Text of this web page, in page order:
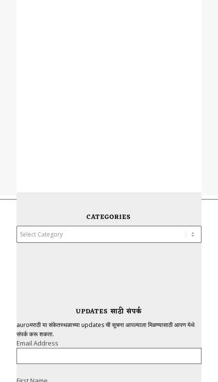
CATEGORIES
UPDATES साठी संपर्क
auroमराठी या संकेतस्थळाच्या updates ची सूचना आपल्याला मिळण्यासाठी आपण येथे
संपर्क करू शकता.
Email Address